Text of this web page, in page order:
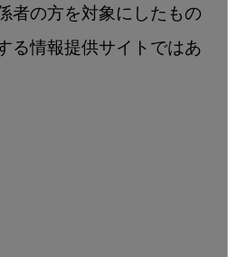
者の方を対象にしたもの
る情報提供サイトではあ